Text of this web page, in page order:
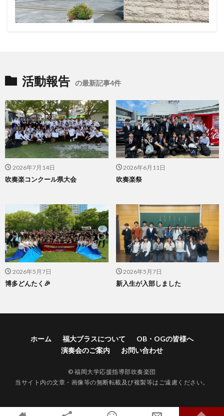
活動報告 の最新記事4件
2026年7月14日
吹奏楽コンクール県大会
2026年6月11日
吹奏楽祭
2026年5月7日
博多どんたく🎉
2026年5月7日
新入生が入部しました
ホーム 福大ブラスについて
OB・OGの皆様へ
演奏会のご案内
お問い合わせ
© 福岡大学応援指導部吹奏楽団